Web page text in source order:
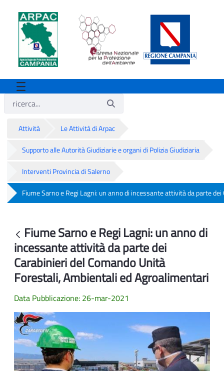
Attività Le Attività di Arpac
Supporto alle Autorità Giudiziarie e organi di Polizia Giudiziaria
Interventi Provincia di Salerno
Fiume Sarno e Regi Lagni: un anno di incessante attività da parte
Indietro
Fiume Sarno e Regi Lagni: un anno di
incessante attività da parte dei
Carabinieri del Comando Unità
Forestali, Ambientali ed Agroalimentari
Data Pubblicazione: 26-mar-2021